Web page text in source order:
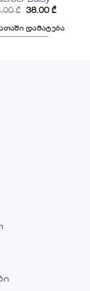
₾ 38.00₾
დამატება